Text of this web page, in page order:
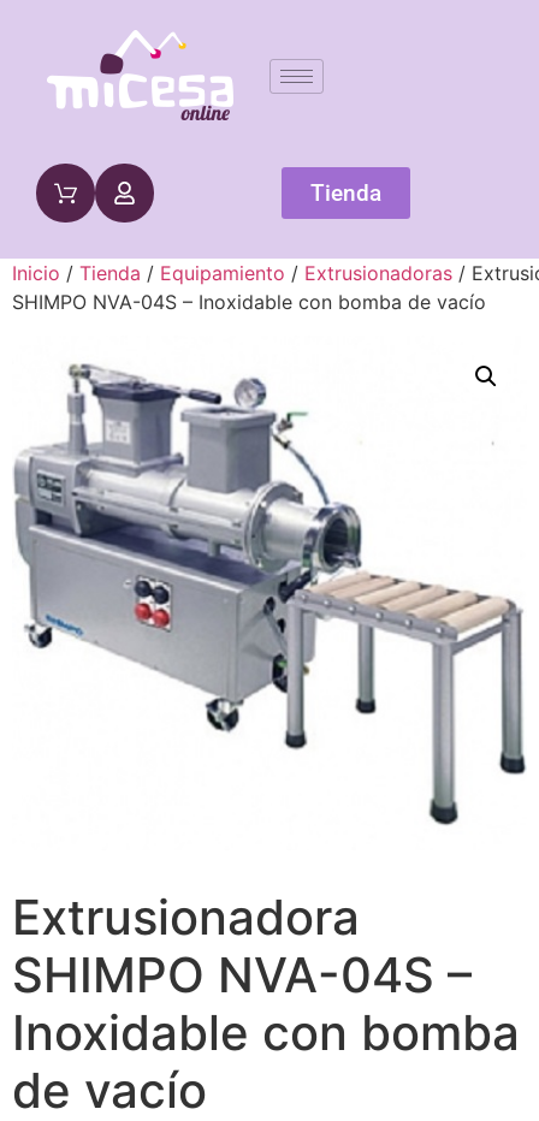
Tienda
Inicio / Tienda / Equipamiento / Extrusionadoras /
SHIMPO NVA-04S – Inoxidable con bomba de vacío
Extrusionadora
SHIMPO NVA-04S –
Inoxidable con bomba
de vacío